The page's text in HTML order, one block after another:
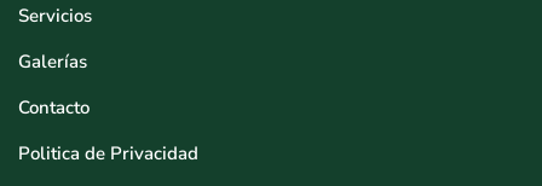
Servicios
Galerías
Contacto
Politica de Privacidad